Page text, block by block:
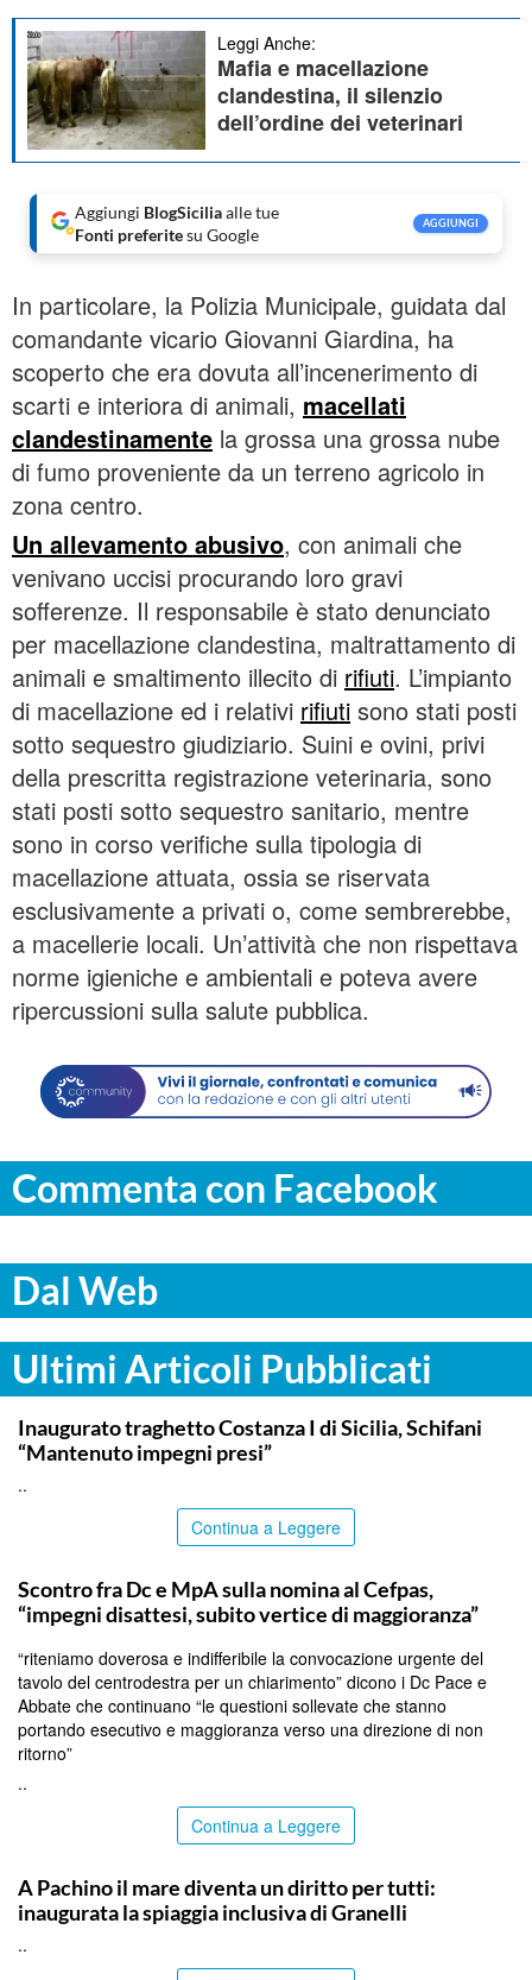
Leggi Anche:
Mafia e macellazione
clandestina, il silenzio
dell’ordine dei veterinari
Aggiungi BlogSiciliaalle tue
Fonti preferitesu Google
AGGIUNGI
In particolare, la Polizia Municipale, guidata dal
comandante vicario Giovanni Giardina, ha
scoperto che era dovuta all’incenerimento di
scarti e interiora di animali, macellati
clandestinamente la grossa una grossa nube
di fumo proveniente da un terreno agricolo in
zona centro.
Un allevamento abusivo, con animali che
venivano uccisi procurando loro gravi
sofferenze. Il responsabile è stato denunciato
per macellazione clandestina, maltrattamento di
animali e smaltimento illecito di rifiuti. L’impianto
di macellazione ed i relativi rifiuti sono stati posti
sotto sequestro giudiziario. Suini e ovini, privi
della prescritta registrazione veterinaria, sono
stati posti sotto sequestro sanitario, mentre
sono in corso verifiche sulla tipologia di
macellazione attuata, ossia se riservata
esclusivamente a privati o, come sembrerebbe,
a macellerie locali. Un’attività che non rispettava
norme igieniche e ambientali e poteva avere
ripercussioni sulla salute pubblica.
Commenta con Facebook
Dal Web
Ultimi Articoli Pubblicati
ITALPRESS
Inaugurato traghetto Costanza I di Sicilia, Schifani
“Mantenuto impegni presi”
..
Continua a Leggere
Scontro fra Dc e MpA sulla nomina al Cefpas,
“impegni disattesi, subito vertice di maggioranza”
“riteniamo doverosa e indifferibile la convocazione urgente del
tavolo del centrodestra per un chiarimento” dicono i Dc Pace e
Abbate che continuano “le questioni sollevate che stanno
portando esecutivo e maggioranza verso una direzione di non
ritorno”
..
Continua a Leggere
A Pachino il mare diventa un diritto per tutti:
inaugurata la spiaggia inclusiva di Granelli
..